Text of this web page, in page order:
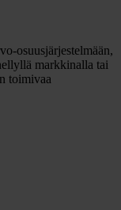
osuusjärjestelmään,
markkinalla tai
toimivaa